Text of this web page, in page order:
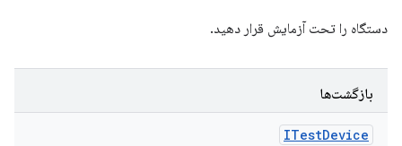
دستگاه را تحت آزمایش قرار دهید.
بازگشت‌ها
ITestDevice